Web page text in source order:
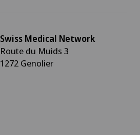
Swiss Medical Network
Route du Muids 3
1272 Genolier